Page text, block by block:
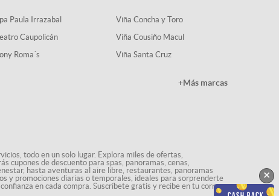
Paula Irrazabal
Caupolicán
Roma´s
Viña Concha y Toro
Viña Cousiño Macul
Viña Santa Cruz
+Más marcas
todo en un solo lugar. Explora miles de ofertas,
cupones de descuento para spas, panoramas, cenas,
hasta aventuras al aire libre, restaurantes, panoramas
y promociones diarias o temporales, ideales para sorprenderte
en cada compra. Suscríbete gratis y recibe en tu correo
×